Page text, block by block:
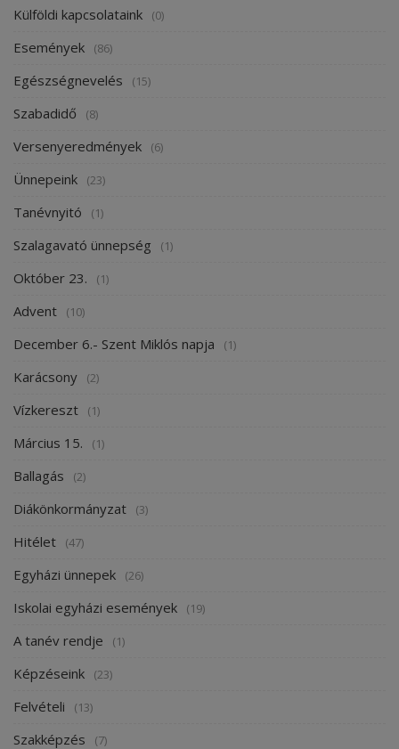
Külföldi kapcsolataink (0)
Események (86)
Egészségnevelés (15)
Szabadidő (8)
Versenyeredmények (6)
Ünnepeink (23)
Tanévnyitó (1)
Szalagavató ünnepség (1)
Október 23. (1)
Advent (10)
December 6.- Szent Miklós napja (1)
Karácsony (2)
Vízkereszt (1)
Március 15. (1)
Ballagás (2)
Diákönkormányzat (3)
Hitélet (47)
Egyházi ünnepek (26)
Iskolai egyházi események (19)
A tanév rendje (1)
Képzéseink (23)
Felvételi (13)
Szakképzés (7)